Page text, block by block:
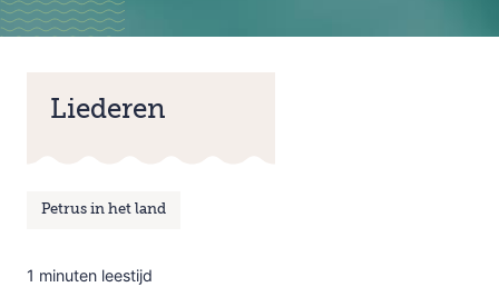
Liederen
Petrus in het land
1 minuten leestijd